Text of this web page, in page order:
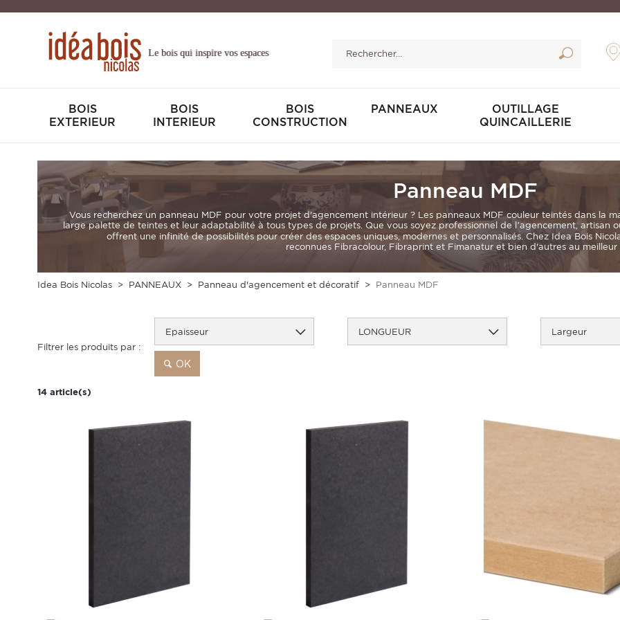
Le bois qui inspire vos espaces
BOIS
EXTERIEUR
BOIS
INTERIEUR
BOIS
CONSTRUCTION
PANNEAUX
OUTILLAGE
QUINCAILLERIE
Panneau MDF
Vous recherchez un panneau MDF pour votre projet d'agencement intérieur ? Les panneaux MDF couleur teintés dans la
large palette de teintes et leur adaptabilité à tous types de projets. Que vous soyez professionnel de l’agencement, artisan
offrent une infinité de possibilités pour créer des espaces uniques, modernes et personnalisés. Chez Idea Bois
reconnues Fibracolour, Fibraprint et Fimanatur et bien d'autres au
Idea Bois Nicolas PANNEAUX Panneau d'agencement et décoratif Panneau MDF
Filtrer les produits par :
Epaisseur LONGUEUR Largeur
OK
14 article(s)